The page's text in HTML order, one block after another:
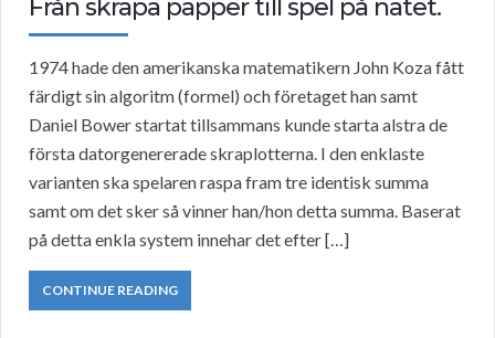
Från skrapa papper till spel på nätet.
1974 hade den amerikanska matematikern John Koza fått
färdigt sin algoritm (formel) och företaget han samt
Daniel Bower startat tillsammans kunde starta alstra de
första datorgenererade skraplotterna. I den enklaste
varianten ska spelaren raspa fram tre identisk summa
samt om det sker så vinner han/hon detta summa. Baserat
på detta enkla system innehar det efter […]
CONTINUE READING